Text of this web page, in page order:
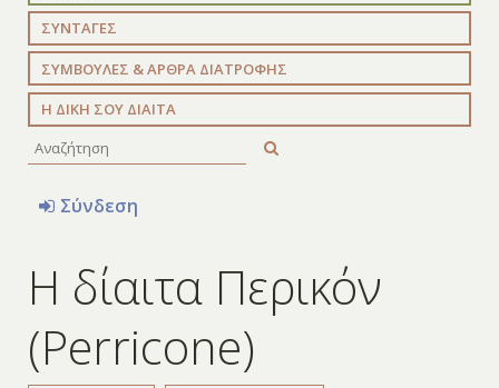
ΣΥΝΤΑΓΕΣ
ΣΥΜΒΟΥΛΕΣ & ΑΡΘΡΑ ΔΙΑΤΡΟΦΗΣ
Η ΔΙΚΗ ΣΟΥ ΔΙΑΙΤΑ
Σύνδεση
Η δίαιτα Περικόν
(Perricone)